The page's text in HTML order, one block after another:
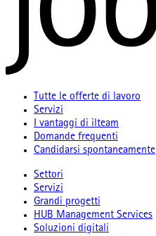
Tutte le offerte di lavoro
Servizi
I vantaggi di ilteam
Domande frequenti
Candidarsi spontaneamente
Settori
Servizi
Grandi progetti
HUB Management Services
Soluzioni digitali